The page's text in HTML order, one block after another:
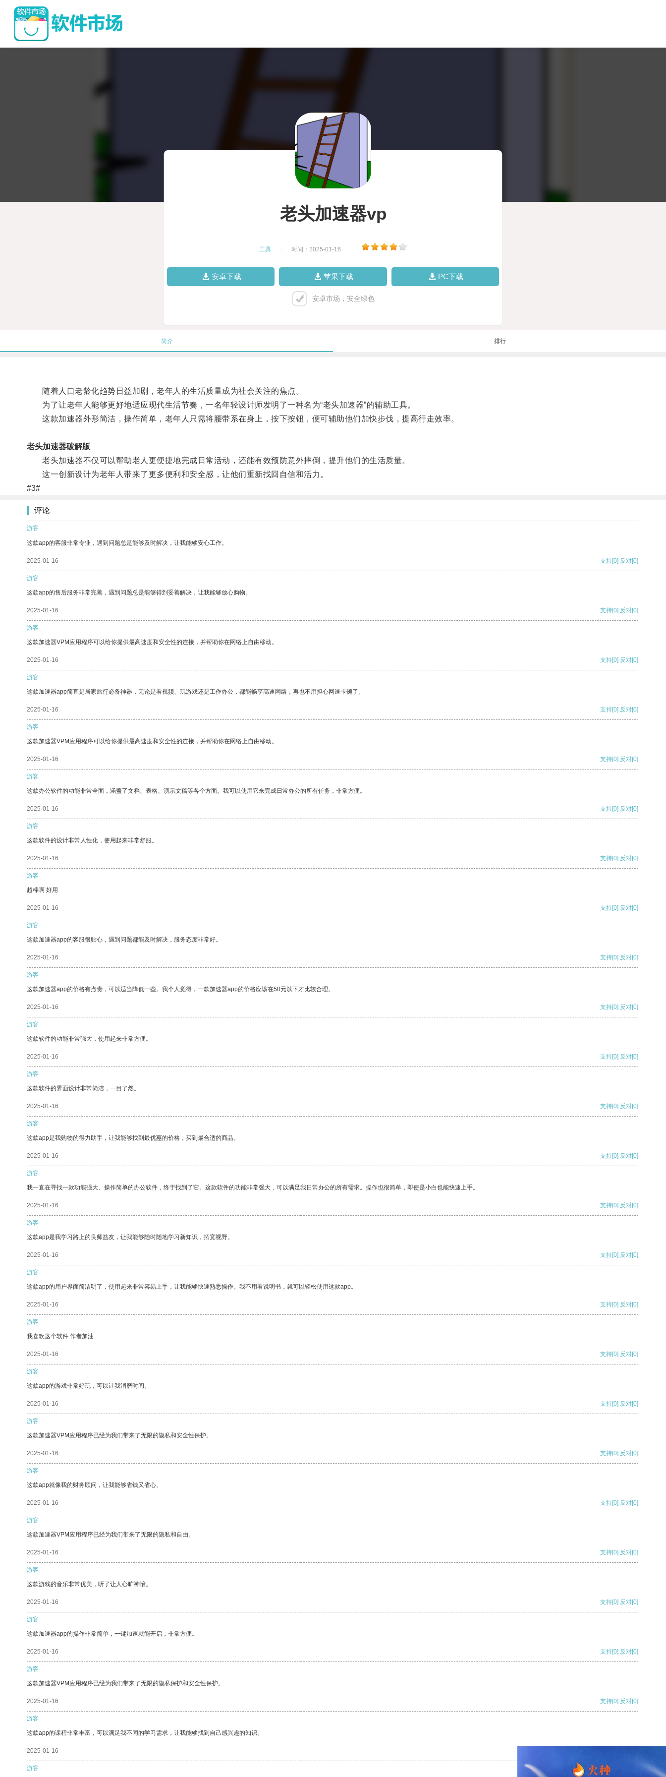
老头加速器vp
工具 时间：2025-01-16
安卓下载 苹果下载 PC下载
安卓市场，安全绿色
简介 排行
随着人口老龄化趋势日益加剧，老年人的生活质量成为社会关注的焦点。
为了让老年人能够更好地适应现代生活节奏，一名年轻设计师发明了一种名为“老头加速器”的辅助工具。
这款加速器外形简洁，操作简单，老年人只需将腰带系在身上，按下按钮，便可辅助他们加快步伐，提高行走效率。
老头加速器破解版
老头加速器不仅可以帮助老人更便捷地完成日常活动，还能有效预防意外摔倒，提升他们的生活质量。
这一创新设计为老年人带来了更多便利和安全感，让他们重新找回自信和活力。
#3#
评论
游客
这款app的客服非常专业，遇到问题总是能够及时解决，让我能够安心工作。
2025-01-16 支持[0] 反对[0]
游客
这款app的售后服务非常完善，遇到问题总是能够得到妥善解决，让我能够放心购物。
2025-01-16 支持[0] 反对[0]
游客
这款加速器VPM应用程序可以给你提供最高速度和安全性的连接，并帮助你在网络上自由移动。
2025-01-16 支持[0] 反对[0]
游客
这款加速器app简直是居家旅行必备神器，无论是看视频、玩游戏还是工作办公，都能畅享高速网络，再也不用担心网速卡顿了。
2025-01-16 支持[0] 反对[0]
游客
这款加速器VPM应用程序可以给你提供最高速度和安全性的连接，并帮助你在网络上自由移动。
2025-01-16 支持[0] 反对[0]
游客
这款办公软件的功能非常全面，涵盖了文档、表格、演示文稿等各个方面。我可以使用它来完成日常办公的所有任务，非常方便。
2025-01-16 支持[0] 反对[0]
游客
这款软件的设计非常人性化，使用起来非常舒服。
2025-01-16 支持[0] 反对[0]
游客
超棒啊 好用
2025-01-16 支持[0] 反对[0]
游客
这款加速器app的客服很贴心，遇到问题都能及时解决，服务态度非常好。
2025-01-16 支持[0] 反对[0]
游客
这款加速器app的价格有点贵，可以适当降低一些。我个人觉得，一款加速器app的价格应该在50元以下才比较合理。
2025-01-16 支持[0] 反对[0]
游客
这款软件的功能非常强大，使用起来非常方便。
2025-01-16 支持[0] 反对[0]
游客
这款软件的界面设计非常简洁，一目了然。
2025-01-16 支持[0] 反对[0]
游客
这款app是我购物的得力助手，让我能够找到最优惠的价格，买到最合适的商品。
2025-01-16 支持[0] 反对[0]
游客
我一直在寻找一款功能强大、操作简单的办公软件，终于找到了它。这款软件的功能非常强大，可以满足我日常办公的所有需求。操作也很简单，即使是小白也能快速上手。
2025-01-16 支持[0] 反对[0]
游客
这款app是我学习路上的良师益友，让我能够随时随地学习新知识，拓宽视野。
2025-01-16 支持[0] 反对[0]
游客
这款app的用户界面简洁明了，使用起来非常容易上手，让我能够快速熟悉操作。我不用看说明书，就可以轻松使用这款app。
2025-01-16 支持[0] 反对[0]
游客
我喜欢这个软件 作者加油
2025-01-16 支持[0] 反对[0]
游客
这款app的游戏非常好玩，可以让我消磨时间。
2025-01-16 支持[0] 反对[0]
游客
这款加速器VPM应用程序已经为我们带来了无限的隐私和安全性保护。
2025-01-16 支持[0] 反对[0]
游客
这款app就像我的财务顾问，让我能够省钱又省心。
2025-01-16 支持[0] 反对[0]
游客
这款加速器VPM应用程序已经为我们带来了无限的隐私和自由。
2025-01-16 支持[0] 反对[0]
游客
这款游戏的音乐非常优美，听了让人心旷神怡。
2025-01-16 支持[0] 反对[0]
游客
这款加速器app的操作非常简单，一键加速就能开启，非常方便。
2025-01-16 支持[0] 反对[0]
游客
这款加速器VPM应用程序已经为我们带来了无限的隐私保护和安全性保护。
2025-01-16 支持[0] 反对[0]
游客
这款app的课程非常丰富，可以满足我不同的学习需求，让我能够找到自己感兴趣的知识。
2025-01-16
游客